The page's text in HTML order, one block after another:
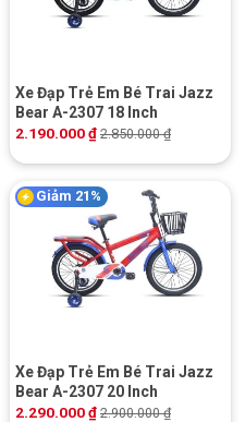
Xe Đạp Trẻ Em Bé Trai Jazz
Bear A-2307 18 Inch
2.190.000₫ 2.850.000₫
Giảm 21%
Xe Đạp Trẻ Em Bé Trai Jazz
Bear A-2307 20 Inch
2.290.000₫ 2.900.000₫